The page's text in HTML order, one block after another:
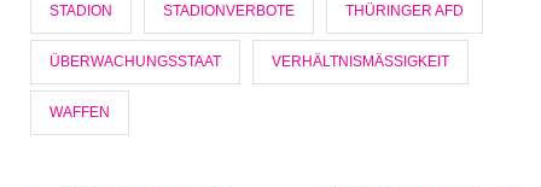
STADION STADIONVERBOTE THÜRINGER AFD
ÜBERWACHUNGSSTAAT VERHÄLTNISMÄSSIGKEIT
WAFFEN